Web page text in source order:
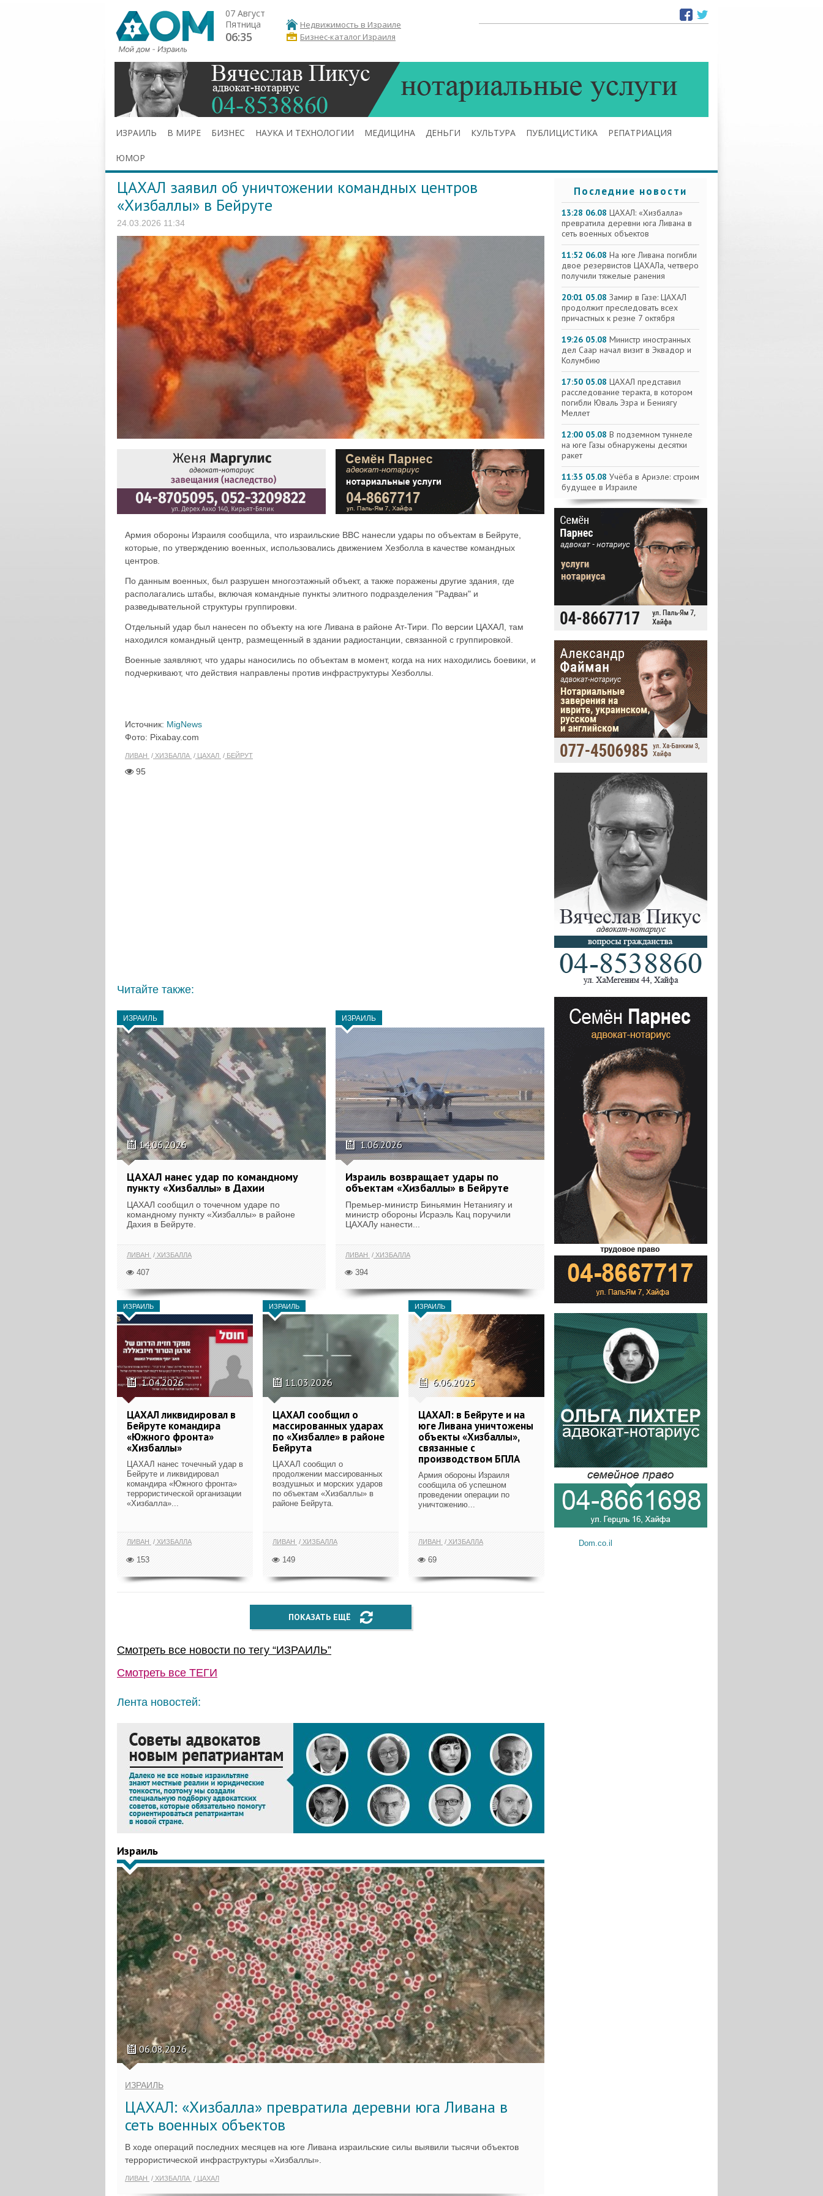
07 Август
Пятница
06:35
Недвижимость в Израиле
Бизнес-каталог Израиля
ИЗРАИЛЬ В МИРЕ БИЗНЕС НАУКА И ТЕХНОЛОГИИ МЕДИЦИНА ДЕНЬГИ КУЛЬТУРА ПУБЛИЦИСТИКА РЕПАТРИАЦИЯ
ЮМОР
ЦАХАЛ заявил об уничтожении командных центров
«Хизбаллы» в Бейруте
24.03.2026 11:34
Армия обороны Израиля сообщила, что израильские ВВС нанесли удары по объектам в Бейруте,
которые, по утверждению военных, использовались движением Хезболла в качестве командных
центров.
По данным военных, был разрушен многоэтажный объект, а также поражены другие здания, где
располагались штабы, включая командные пункты элитного подразделения "Радван" и
разведывательной структуры группировки.
Отдельный удар был нанесен по объекту на юге Ливана в районе Ат-Тири. По версии ЦАХАЛ, там
находился командный центр, размещенный в здании радиостанции, связанной с группировкой.
Военные заявляют, что удары наносились по объектам в момент, когда на них находились боевики, и
подчеркивают, что действия направлены против инфраструктуры Хезболлы.
Источник: MigNews
Фото: Pixabay.com
ЛИВАН ХИЗБАЛЛА ЦАХАЛ БЕЙРУТ
95
Читайте также:
ИЗРАИЛЬ
14.06.2026
ЦАХАЛ нанес удар по командному
пункту «Хизбаллы» в Дахии
ЦАХАЛ сообщил о точечном ударе по
командному пункту «Хизбаллы» в районе
Дахия в Бейруте.
ЛИВАН ХИЗБАЛЛА
407
ИЗРАИЛЬ
1.06.2026
Израиль возвращает удары по
объектам «Хизбаллы» в Бейруте
Премьер-министр Биньямин Нетаниягу и
министр обороны Исраэль Кац поручили
ЦАХАЛу нанести...
ЛИВАН ХИЗБАЛЛА
394
ИЗРАИЛЬ
1.04.2026
ЦАХАЛ ликвидировал в
Бейруте командира
«Южного фронта»
«Хизбаллы»
ЦАХАЛ нанес точечный удар в
Бейруте и ликвидировал
командира «Южного фронта»
террористической организации
«Хизбалла»...
ЛИВАН ХИЗБАЛЛА
153
ИЗРАИЛЬ
11.03.2026
ЦАХАЛ сообщил о
массированных ударах
по ‭«Хизбалле» в районе
Бейрута
ЦАХАЛ сообщил о
продолжении массированных
воздушных и морских ударов
по объектам ‭«Хизбаллы» в
районе Бейрута.
ЛИВАН ХИЗБАЛЛА
149
ИЗРАИЛЬ
6.06.2025
ЦАХАЛ: в Бейруте и на
юге Ливана уничтожены
объекты «Хизбаллы»,
связанные с
производством БПЛА
Армия обороны Израиля
сообщила об успешном
проведении операции по
уничтожению...
ЛИВАН ХИЗБАЛЛА
69
ПОКАЗАТЬ ЕЩЁ
Смотреть все новости по тегу “ИЗРАИЛЬ”
Смотреть все ТЕГИ
Лента новостей:
Израиль
06.08.2026
ИЗРАИЛЬ
ЦАХАЛ: «Хизбалла» превратила деревни юга Ливана в
сеть военных объектов
В ходе операций последних месяцев на юге Ливана израильские силы выявили тысячи объектов
террористической инфраструктуры «Хизбаллы».
ЛИВАН ХИЗБАЛЛА ЦАХАЛ
Последние новости
13:28 06.08 ЦАХАЛ: «Хизбалла»
превратила деревни юга Ливана в
сеть военных объектов
11:52 06.08 На юге Ливана погибли
двое резервистов ЦАХАЛа, четверо
получили тяжелые ранения
20:01 05.08 Замир в Газе: ЦАХАЛ
продолжит преследовать всех
причастных к резне 7 октября
19:26 05.08 Министр иностранных
дел Саар начал визит в Эквадор и
Колумбию
17:50 05.08 ЦАХАЛ представил
расследование теракта, в котором
погибли Юваль Эзра и Бениягу
Меллет
12:00 05.08 В подземном туннеле
на юге Газы обнаружены десятки
ракет
11:35 05.08 Учёба в Ариэле: строим
будущее в Израиле
Dom.co.il